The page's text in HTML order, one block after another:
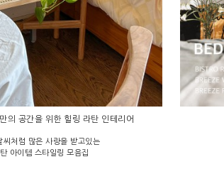
공간을 위한 힐링 라탄 인테리어
씨처럼 많은 사랑을 받고있는
아이템 스타일링 모음집